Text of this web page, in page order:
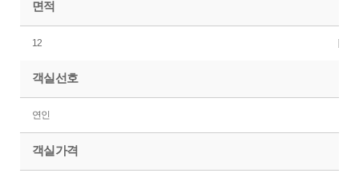
면적
12
객실선호
연인
객실가격